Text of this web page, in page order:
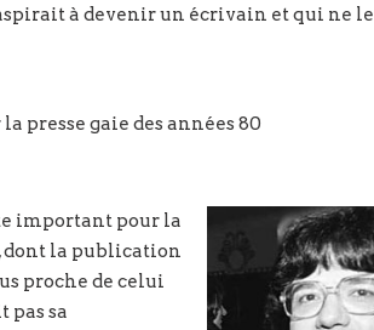
à devenir un écrivain et qui ne le
presse gaie des années 80
important pour la
dont la publication
proche de celui
pas sa